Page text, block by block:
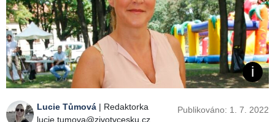
Lucie Tůmová | Redaktorka
lucie.tumova@zivotvcesku.cz
Publikováno: 1. 7. 2022